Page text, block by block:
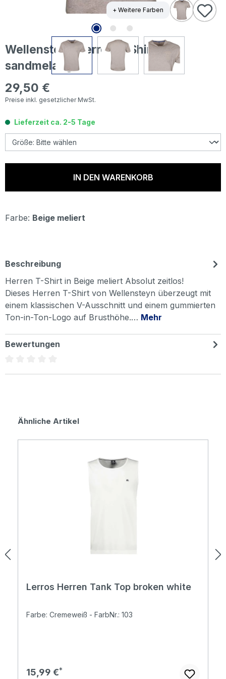
+ Weitere Farben
Wellensteyn Herren T-Shirt
sandmelange
Regulärer Preis:
29,50 €
Preise inkl. gesetzlicher MwSt.
Lieferzeit ca. 2-5 Tage
IN DEN WARENKORB
Farbe: Beige meliert
Beschreibung
Herren T-Shirt in Beige meliert Absolut zeitlos!
Dieses Herren T-Shirt von Wellensteyn überzeugt mit
einem klassischen V-Ausschnitt und einem gummierten
Ton-in-Ton-Logo auf Brusthöhe.… Mehr
Bewertungen
Produktgalerie überspringen
Ähnliche Artikel
Lerros Herren Tank Top broken white
Farbe: Cremeweiß - FarbNr.: 103
Regulärer Preis:
15,99 €